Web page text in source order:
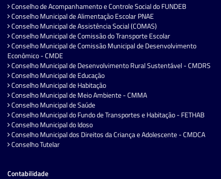
Conselho de Acompanhamento e Controle Social do FUNDEB
Conselho Municipal de Alimentação Escolar PNAE
Conselho Municipal de Assistência Social (COMAS)
Conselho Municipal de Comissão do Transporte Escolar
Conselho Municipal de Comissão Municipal de Desenvolvimento
Econômico - CMDE
Conselho Municipal de Desenvolvimento Rural Sustentável - CMDRS
Conselho Municipal de Educação
Conselho Municipal de Habitação
Conselho Municipal de Meio Ambiente - CMMA
Conselho Municipal de Saúde
Conselho Municipal do Fundo de Transportes e Habitação - FETHAB
Conselho Municipal do Idoso
Conselho Municipal dos Direitos da Criança e Adolescente - CMDCA
Conselho Tutelar
Contabilidade